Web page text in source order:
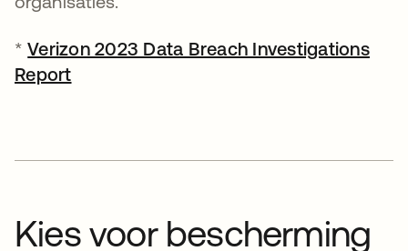
*Verizon 2023 Data Breach Investigations
Report
Kies voor bescherming